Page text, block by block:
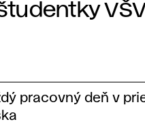
pracovný deň v